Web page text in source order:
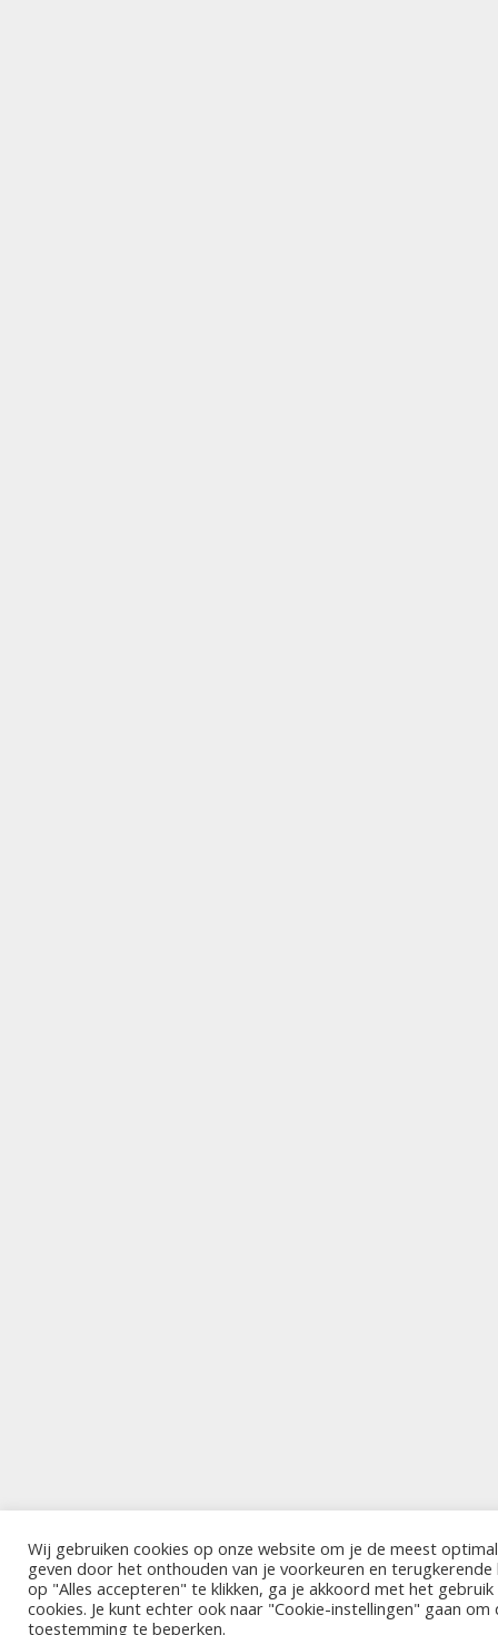
Wij gebruiken cookies op onze website om je de meest
geven door het onthouden van je voorkeuren en terugkerende
op "Alles accepteren" te klikken, ga je akkoord met het gebruik
cookies. Je kunt echter ook naar "Cookie-instellingen" gaan om
toestemming te beperken.